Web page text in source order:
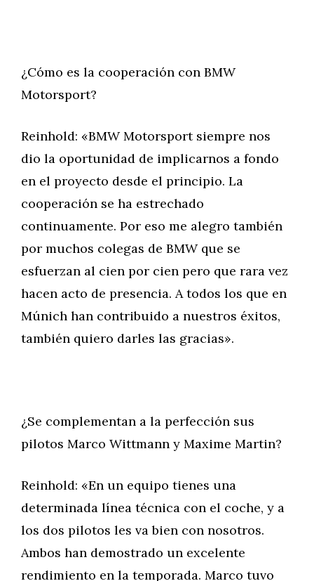
¿Cómo es la cooperación con BMW
Motorsport?
Reinhold: «BMW Motorsport siempre nos
dio la oportunidad de implicarnos a fondo
en el proyecto desde el principio. La
cooperación se ha estrechado
continuamente. Por eso me alegro también
por muchos colegas de BMW que se
esfuerzan al cien por cien pero que rara vez
hacen acto de presencia. A todos los que en
Múnich han contribuido a nuestros éxitos,
también quiero darles las gracias».
¿Se complementan a la perfección sus
pilotos Marco Wittmann y Maxime Martin?
Reinhold: «En un equipo tienes una
determinada línea técnica con el coche, y a
los dos pilotos les va bien con nosotros.
Ambos han demostrado un excelente
rendimiento en la temporada. Marco tuvo